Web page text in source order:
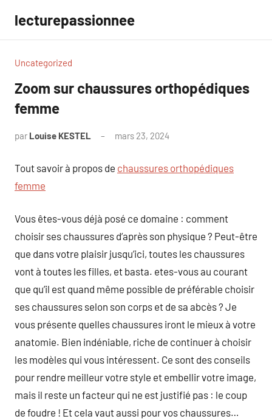
contenu
lecturepassionnee
Uncategorized
Zoom sur chaussures orthopédiques
femme
par Louise KESTEL mars 23, 2024
Tout savoir à propos de chaussures orthopédiques
femme
Vous êtes-vous déjà posé ce domaine : comment
choisir ses chaussures d’après son physique ? Peut-être
que dans votre plaisir jusqu’ici, toutes les chaussures
vont à toutes les filles, et basta. etes-vous au courant
que qu’il est quand même possible de préférable choisir
ses chaussures selon son corps et de sa abcès ? Je
vous présente quelles chaussures iront le mieux à votre
anatomie. Bien indéniable, riche de continuer à choisir
les modèles qui vous intéressent. Ce sont des conseils
pour rendre meilleur votre style et embellir votre image,
mais il reste un facteur qui ne est justifié pas : le coup
de foudre ! Et cela vaut aussi pour vos chaussures…